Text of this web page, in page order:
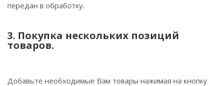
передан в обработку.
3. Покупка нескольких позиций
товаров.
Добавьте необходимые Вам товары нажимая на кнопку